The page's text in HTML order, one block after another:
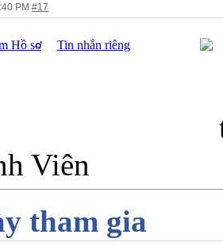
PM #17
Hồ sơ Tin nhắn riêng
Viên
tham gia